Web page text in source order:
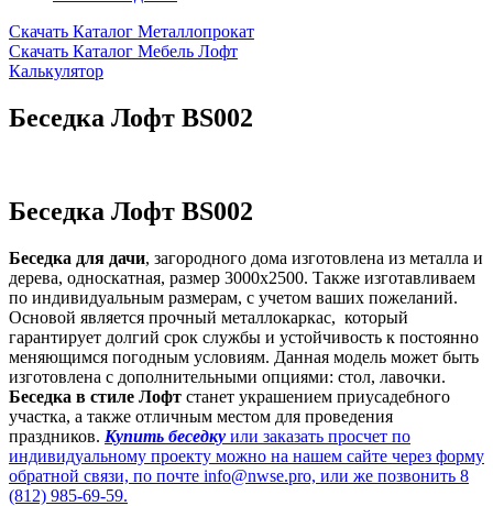
Скачать Каталог Металлопрокат
Скачать Каталог Мебель Лофт
Калькулятор
Беседка Лофт BS002
Беседка Лофт BS002
Беседка для дачи, загородного дома изготовлена из металла и
дерева, односкатная, размер 3000х2500. Также изготавливаем
по индивидуальным размерам, с учетом ваших пожеланий.
Основой является прочный металлокаркас, который
гарантирует долгий срок службы и устойчивость к постоянно
меняющимся погодным условиям. Данная модель может быть
изготовлена с дополнительными опциями: стол, лавочки.
Беседка в стиле Лофт станет украшением приусадебного
участка, а также отличным местом для проведения
праздников. Купить беседку или заказать просчет по
индивидуальному проекту можно на нашем сайте через форму
обратной связи, по почте info@nwse.pro, или же позвонить 8
(812) 985-69-59.